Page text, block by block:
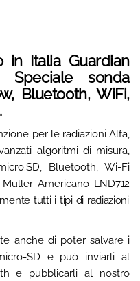
in Italia Guardian
sonda
Bluetooth, WiFi,
per le radiazioni Alfa,
algoritmi di misura,
Bluetooth, Wi-Fi
Americano LND712
tutti i tipi di radiazioni
anche di poter salvare i
SD e può inviarli al
e pubblicarli al nostro